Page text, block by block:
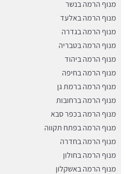
מנוף הרמה בנשר
מנוף הרמה באלעד
מנוף הרמה בגדרה
מנוף הרמה בטבריה
מנוף הרמה ביהוד
מנוף הרמה בחיפה
מנוף הרמה ברמת גן
מנוף הרמה ברחובות
מנוף הרמה בכפר סבא
מנוף הרמה בפתח תקווה
מנוף הרמה בחדרה
מנוף הרמה בחולון
מנוף הרמה באשקלון